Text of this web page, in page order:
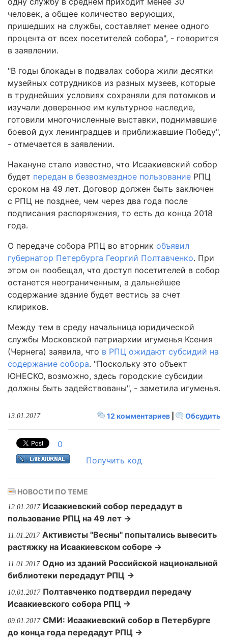
человек, а общее количество верующих,
пришедших на службы, составляет менее одного
процента от всех посетителей собора", - говорится
в заявлении.
"В годы блокады в подвалах собора жили десятки
музейных сотрудников из разных музеев, которые
в труднейших условиях сохраняли для потомков и
изучали доверенное им культурное наследие,
готовили многочисленные выставки, поднимавшие
боевой дух ленинградцев и приближавшие Победу",
- отмечается в заявлении.
Накануне стало известно, что Исаакиевский собор
будет передан в безвозмездное пользование РПЦ
сроком на 49 лет. Договор должен быть заключен
с РПЦ не позднее, чем через два года после
подписания распоряжения, то есть до конца 2018
года.
О передаче собора РПЦ во вторник объявил
губернатор Петербурга Георгий Полтавченко. При
этом он пообещал, что доступ посетителей в собор
останется неограниченным, а дальнейшее
содержание здание будет вестись за счет
клириков.
Между тем в среду начальница юридической
службы Московской патриархии игуменья Ксения
(Чернега) заявила, что в РПЦ ожидают субсидий на
содержание собора. "Поскольку это объект
ЮНЕСКО, возможно, здесь городские субсидии
должны быть задействованы", - заметила игуменья.
12 комментариев Обсудить
13.01.2017
0
Получить код
НОВОСТИ ПО ТЕМЕ
12.01.2017 Исаакиевский собор передадут в
пользование РПЦ на 49 лет →
11.01.2017 Активисты "Весны" попытались вывесить
растяжку на Исаакиевском соборе →
11.01.2017 Одно из зданий Российской национальной
библиотеки передадут РПЦ →
10.01.2017 Полтавченко подтвердил передачу
Исаакиевского собора РПЦ →
09.01.2017 СМИ: Исаакиевский собор в Петербурге
до конца года передадут РПЦ →